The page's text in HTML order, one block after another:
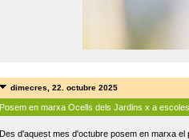
dimecres, 22. octubre 2025
Posem en marxa Ocells dels Jardins x a escoles
Des d'aquest mes d'octubre posem en marxa